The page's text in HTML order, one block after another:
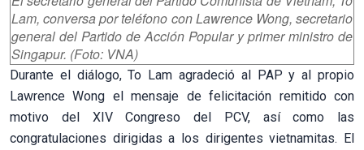
Lam, conversa por teléfono con Lawrence Wong, secretario
general del Partido de Acción Popular y primer ministro de
Singapur. (Foto: VNA)
Durante el diálogo, To Lam agradeció al PAP y al propio
Lawrence Wong el mensaje de felicitación remitido con
motivo del XIV Congreso del PCV, así como las
congratulaciones dirigidas a los dirigentes vietnamitas. El